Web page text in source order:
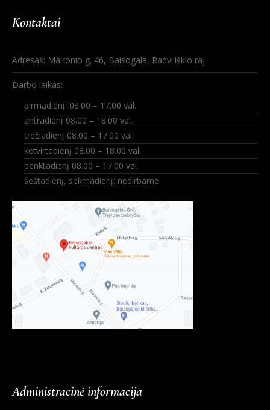
Kontaktai
Adresas: Maironio g. 46, Baisogala, Radviliškio raj.
Darbo laikas:
pirmadienį: 08.00 – 17.00 val.
antradienį 08.00 – 18.00 val.
trečiadienį 08.00 – 17.00 val.
ketvirtadienį 08.00 – 18.00 val.
penktadienį 08.00 – 17.00 val.
šeštadienį, sekmadienį: nedirbame
Administracinė informacija